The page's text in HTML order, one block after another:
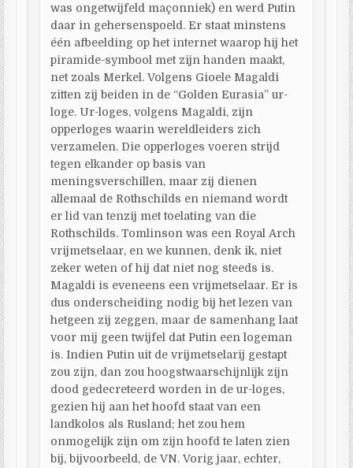
was ongetwijfeld maçonniek) en werd Putin
daar in gehersenspoeld. Er staat minstens
één afbeelding op het internet waarop hij het
piramide-symbool met zijn handen maakt,
net zoals Merkel. Volgens Gioele Magaldi
zitten zij beiden in de “Golden Eurasia” ur-
loge. Ur-loges, volgens Magaldi, zijn
opperloges waarin wereldleiders zich
verzamelen. Die opperloges voeren strijd
tegen elkander op basis van
meningsverschillen, maar zij dienen
allemaal de Rothschilds en niemand wordt
er lid van tenzij met toelating van die
Rothschilds. Tomlinson was een Royal Arch
vrijmetselaar, en we kunnen, denk ik, niet
zeker weten of hij dat niet nog steeds is.
Magaldi is eveneens een vrijmetselaar. Er is
dus onderscheiding nodig bij het lezen van
hetgeen zij zeggen, maar de samenhang laat
voor mij geen twijfel dat Putin een logeman
is. Indien Putin uit de vrijmetselarij gestapt
zou zijn, dan zou hoogstwaarschijnlijk zijn
dood gedecreteerd worden in de ur-loges,
gezien hij aan het hoofd staat van een
landkolos als Rusland; het zou hem
onmogelijk zijn om zijn hoofd te laten zien
bij, bijvoorbeeld, de VN. Vorig jaar, echter,